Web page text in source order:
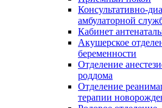
Консультативно-
амбулаторной
Кабинет
Акушерское
беременности
Отделение
роддома
Отделение
терапии